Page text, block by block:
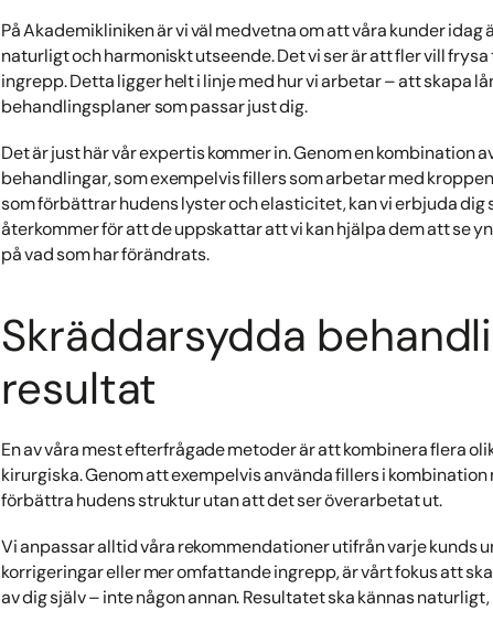
På Akademikliniken är vi väl medvetna om att våra kunder
naturligt och harmoniskt utseende. Det vi ser är att fler vill
ingrepp. Detta ligger helt i linje med hur vi arbetar – att skapa
behandlingsplaner som passar just dig.
Det är just här vår expertis kommer in. Genom en kombination
behandlingar, som exempelvis fillers som arbetar med
som förbättrar hudens lyster och elasticitet, kan vi erbjuda dig
återkommer för att de uppskattar att vi kan hjälpa dem att se
på vad som har förändrats.
Skräddarsydda
resultat
En av våra mest efterfrågade metoder är att kombinera flera
kirurgiska. Genom att exempelvis använda fillers i
förbättra hudens struktur utan att det ser överarbetat ut.
Vi anpassar alltid våra rekommendationer utifrån varje kunds
korrigeringar eller mer omfattande ingrepp, är vårt fokus att
av dig själv – inte någon annan. Resultatet ska kännas